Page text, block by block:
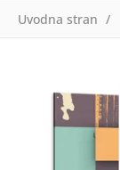
Uvodna stran